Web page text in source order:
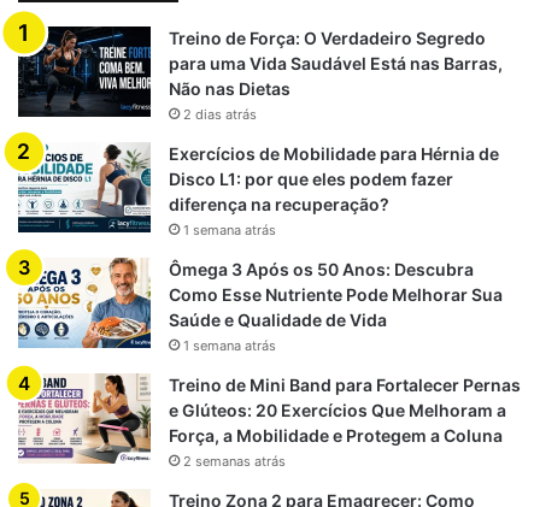
Treino de Força: O Verdadeiro Segredo
para uma Vida Saudável Está nas Barras,
Não nas Dietas
2 dias atrás
Exercícios de Mobilidade para Hérnia de
Disco L1: por que eles podem fazer
diferença na recuperação?
1 semana atrás
Ômega 3 Após os 50 Anos: Descubra
Como Esse Nutriente Pode Melhorar Sua
Saúde e Qualidade de Vida
1 semana atrás
Treino de Mini Band para Fortalecer Pernas
e Glúteos: 20 Exercícios Que Melhoram a
Força, a Mobilidade e Protegem a Coluna
2 semanas atrás
Treino Zona 2 para Emagrecer: Como